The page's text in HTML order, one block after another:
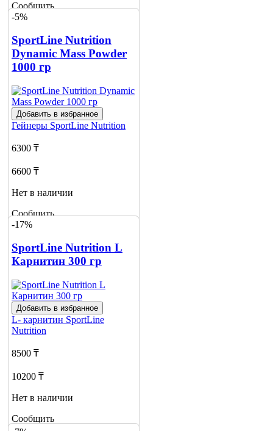
Сообщить
о наличии
-5%
SportLine Nutrition
Dynamic Mass Powder
1000 гр
Добавить в избранное
Гейнеры SportLine Nutrition
6300 ₸
6600 ₸
Нет в наличии
Сообщить
о наличии
-17%
SportLine Nutrition L
Карнитин 300 гр
Добавить в избранное
L- карнитин SportLine
Nutrition
8500 ₸
10200 ₸
Нет в наличии
Сообщить